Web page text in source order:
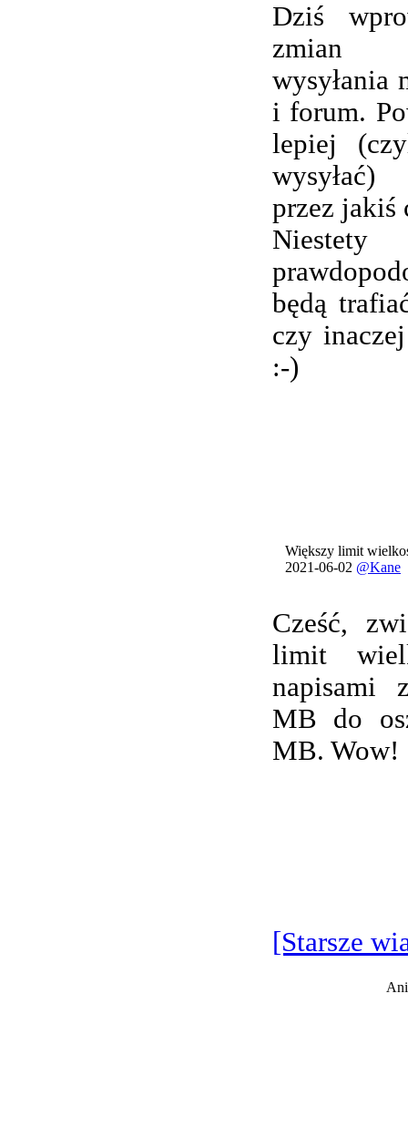
Dziś
zmian
wysyłania
i forum.
lepiej
przez jakiś
będą
czy
:-)
Większy limit
2021-06-02 @Kane
Cześć,
limit
napisami
MB do
MB. Wow!
[Starsze